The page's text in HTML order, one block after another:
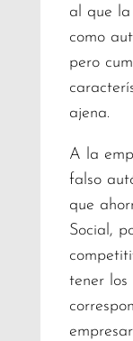
al que
como
pero
ajena.
A la
falso
que
Social,
tener los